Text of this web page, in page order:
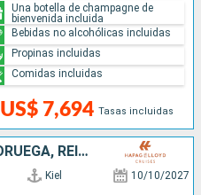
US$ 7,694 Tasas incluidas
Una botella de champagne de
bienvenida incluida
Bebidas no alcohólicas incluidas
Propinas incluidas
Comidas incluidas
ALEMANIA, DINAMARCA, NORUEGA, REINO UNIDO, BÉLGICA
Kiel 10/10/2027